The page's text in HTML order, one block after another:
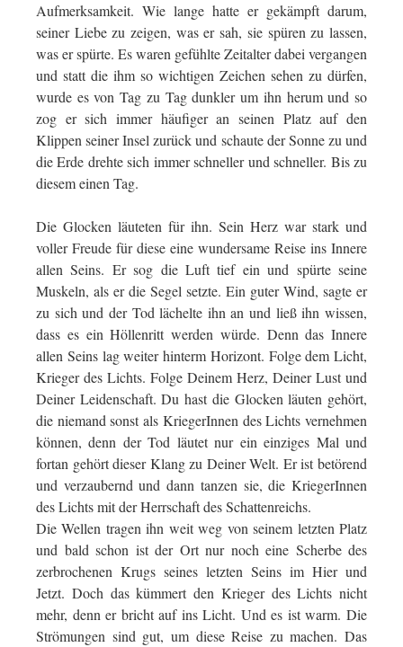
Aufmerksamkeit. Wie lange hatte er gekämpft darum,
seiner Liebe zu zeigen, was er sah, sie spüren zu lassen,
was er spürte. Es waren gefühlte Zeitalter dabei vergangen
und statt die ihm so wichtigen Zeichen sehen zu dürfen,
wurde es von Tag zu Tag dunkler um ihn herum und so
zog er sich immer häufiger an seinen Platz auf den
Klippen seiner Insel zurück und schaute der Sonne zu und
die Erde drehte sich immer schneller und schneller. Bis zu
diesem einen Tag.
Die Glocken läuteten für ihn. Sein Herz war stark und
voller Freude für diese eine wundersame Reise ins Innere
allen Seins. Er sog die Luft tief ein und spürte seine
Muskeln, als er die Segel setzte. Ein guter Wind, sagte er
zu sich und der Tod lächelte ihn an und ließ ihn wissen,
dass es ein Höllenritt werden würde. Denn das Innere
allen Seins lag weiter hinterm Horizont. Folge dem Licht,
Krieger des Lichts. Folge Deinem Herz, Deiner Lust und
Deiner Leidenschaft. Du hast die Glocken läuten gehört,
die niemand sonst als KriegerInnen des Lichts vernehmen
können, denn der Tod läutet nur ein einziges Mal und
fortan gehört dieser Klang zu Deiner Welt. Er ist betörend
und verzaubernd und dann tanzen sie, die KriegerInnen
des Lichts mit der Herrschaft des Schattenreichs.
Die Wellen tragen ihn weit weg von seinem letzten Platz
und bald schon ist der Ort nur noch eine Scherbe des
zerbrochenen Krugs seines letzten Seins im Hier und
Jetzt. Doch das kümmert den Krieger des Lichts nicht
mehr, denn er bricht auf ins Licht. Und es ist warm. Die
Strömungen sind gut, um diese Reise zu machen. Das